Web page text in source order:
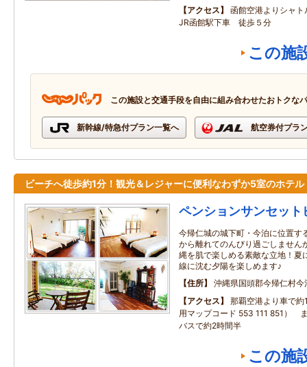
アクセス
函館空港よりシャ
JR函館駅下車 徒歩５分
この施
この施設と交通手段を自由に組み合わせたおトクな
新幹線/特急付プラン一覧へ 航空券付プラ
ビーチへ徒歩約1分！観光＆レジャーに便利なわずか5室のホテル
ペンションサンセット
今帰仁城の城下町・今泊に位置す
から離れてのんびり過ごしません
縄を肌で楽しめる素敵な立地！夏
線に沈む夕陽を楽しめます♪
住所
沖縄県国頭郡今帰仁村今
アクセス
那覇空港より車で
用マップコード 553 111 851）
バスで約2時間半
この施